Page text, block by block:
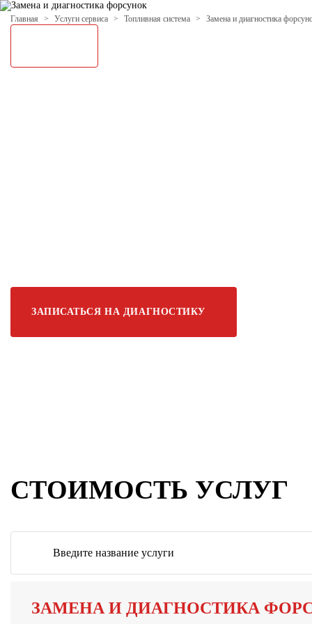
Главная Услуги сервиса Топливная система Замена и диагностика
ЗАМЕНА И
ЗАПИСАТЬСЯ НА ДИАГНОСТИКУ
СТОИМОСТЬ УСЛУГ
ЗАМЕНА И ДИАГНОСТИКА